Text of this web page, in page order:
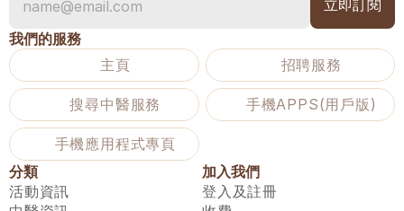
我們的服務
主頁
招聘服務
搜尋中醫服務 手機APPS(用戶版)
手機應用程式專頁
分類
活動資訊
加入我們
登入及註冊